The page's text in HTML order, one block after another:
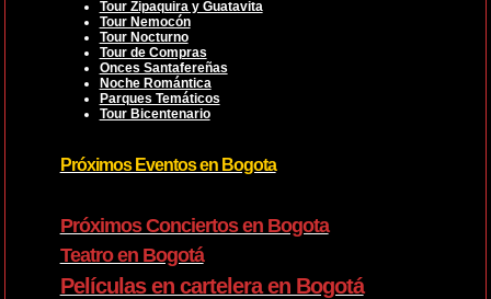
Tour Zipaquira y Guatavita
Tour Nemocón
Tour Nocturno
Tour de Compras
Onces Santafereñas
Noche Romántica
Parques Temáticos
Tour Bicentenario
Próximos Eventos en Bogota
Próximos Conciertos en Bogota
Teatro en Bogotá
Películas en cartelera en Bogotá